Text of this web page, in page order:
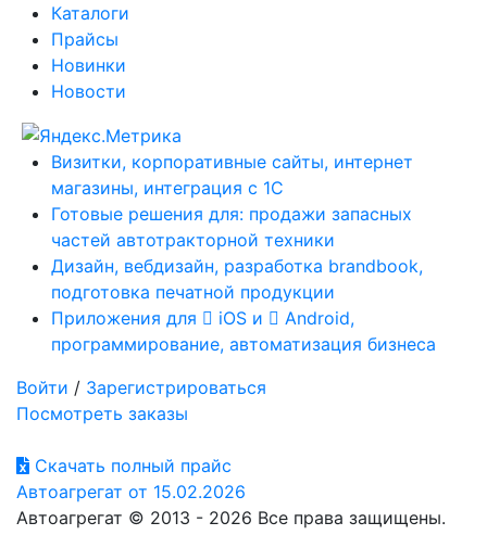
Каталоги
Прайсы
Новинки
Новости
Визитки, корпоративные сайты, интернет
магазины, интеграция с 1С
Готовые решения для: продажи запасных
частей автотракторной техники
Дизайн, вебдизайн, разработка brandbook,
подготовка печатной продукции
Приложения для
iOS и
Android,
программирование, автоматизация бизнеса
Войти / Зарегистрироваться
Посмотреть заказы
Скачать полный прайс
Автоагрегат от 15.02.2026
Автоагрегат © 2013 - 2026 Все права защищены.